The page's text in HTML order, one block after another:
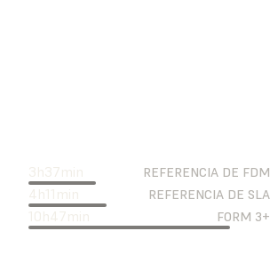
3h37min REFERENCIA DE FDM
4 h 11 min REFERENCIA DE SLA
10h47min FORM 3+